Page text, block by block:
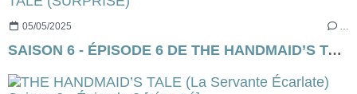
05/05/2025 …
SAISON 6 - ÉPISODE 6 DE THE HANDMAID’S TALE (SURPRISE)